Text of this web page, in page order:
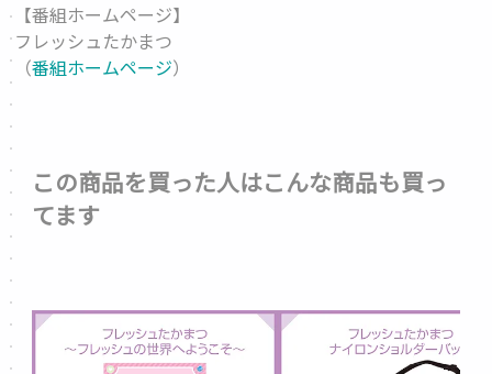
【番組ホームページ】
フレッシュたかまつ
（番組ホームページ）
この商品を買った人はこんな商品も買っ
てます